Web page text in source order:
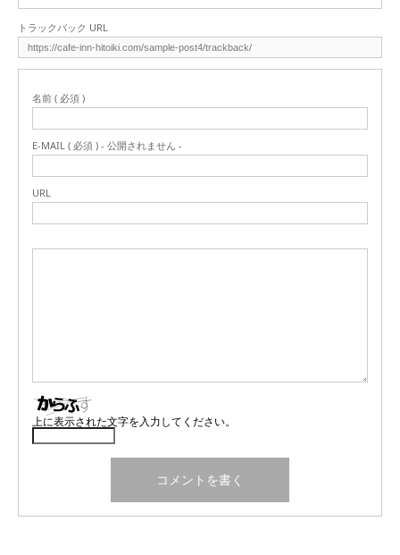
トラックバック URL
名前 ( 必須 )
E-MAIL ( 必須 ) - 公開されません -
URL
上に表示された文字を入力してください。